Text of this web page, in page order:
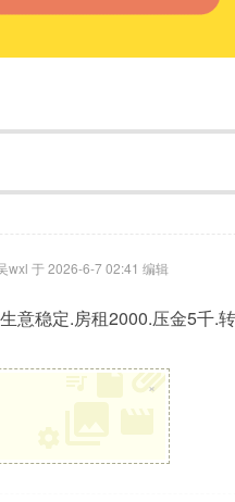
wxl 于 2026-6-7 02:41 编辑
稳定.房租2000.压金5千.
×